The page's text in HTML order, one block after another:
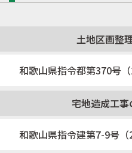
土地区画整
和歌山県指令都第370号（
宅地造成工
和歌山県指令建第7-9号（